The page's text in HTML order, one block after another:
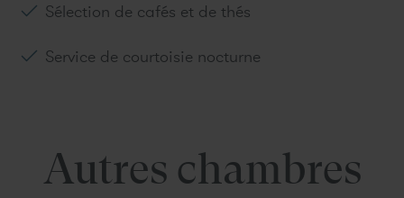
Sélection de cafés et de thés
Service de courtoisie nocturne
Autres chambres